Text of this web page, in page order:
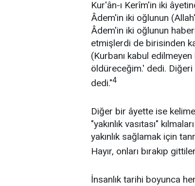
Kur'ân-ı Kerîm'in iki
Âdem'in iki oğlunun
Âdem'in iki oğlunun
etmişlerdi de birisinden
(Kurbanı kabul
öldüreceğim.' dedi.
dedi."4
Diğer bir âyette ise
"yakınlık vasıtası"
yakınlık sağlamak için
Hayır, onları bırakıp
İnsanlık tarihi boyunca